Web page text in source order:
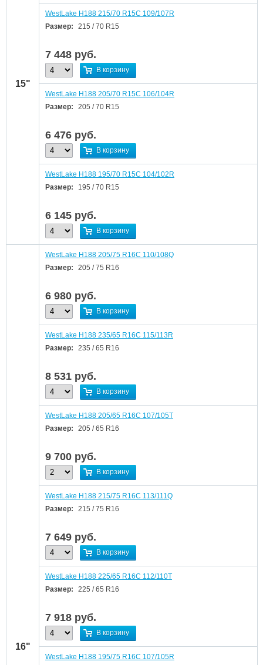
15"
WestLake H188 215/70 R15C 109/107R
Размер:
215 / 70 R15
7 448 руб.
В корзину
WestLake H188 205/70 R15C 106/104R
Размер:
205 / 70 R15
6 476 руб.
В корзину
WestLake H188 195/70 R15C 104/102R
Размер:
195 / 70 R15
6 145 руб.
В корзину
16"
WestLake H188 205/75 R16C 110/108Q
Размер:
205 / 75 R16
6 980 руб.
В корзину
WestLake H188 235/65 R16C 115/113R
Размер:
235 / 65 R16
8 531 руб.
В корзину
WestLake H188 205/65 R16C 107/105T
Размер:
205 / 65 R16
9 700 руб.
В корзину
WestLake H188 215/75 R16C 113/111Q
Размер:
215 / 75 R16
7 649 руб.
В корзину
WestLake H188 225/65 R16C 112/110T
Размер:
225 / 65 R16
7 918 руб.
В корзину
WestLake H188 195/75 R16C 107/105R